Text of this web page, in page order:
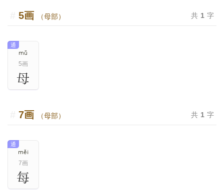
5画 （母部） 共 1 字
mǔ
5画
通
母
7画 （母部） 共 1 字
měi
7画
通
每